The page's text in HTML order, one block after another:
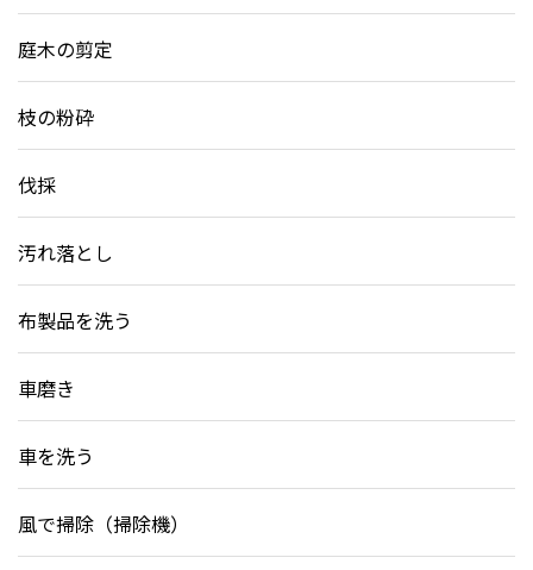
庭木の剪定
枝の粉砕
伐採
汚れ落とし
布製品を洗う
車磨き
車を洗う
風で掃除（掃除機）